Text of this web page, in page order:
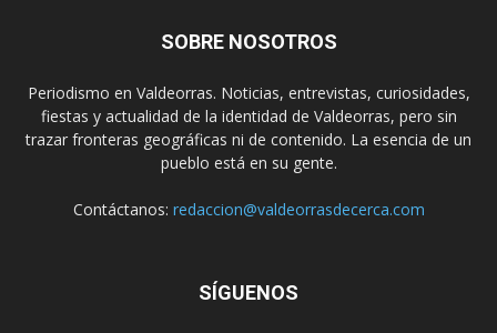
SOBRE NOSOTROS
Periodismo en Valdeorras. Noticias, entrevistas, curiosidades,
fiestas y actualidad de la identidad de Valdeorras, pero sin
trazar fronteras geográficas ni de contenido. La esencia de un
pueblo está en su gente.
Contáctanos: redaccion@valdeorrasdecerca.com
SÍGUENOS